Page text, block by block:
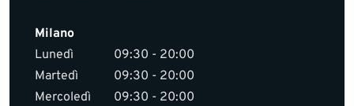
Milano
Lunedì
09:30 - 20:00
Martedì
09:30 - 20:00
Mercoledì
09:30 - 20:00